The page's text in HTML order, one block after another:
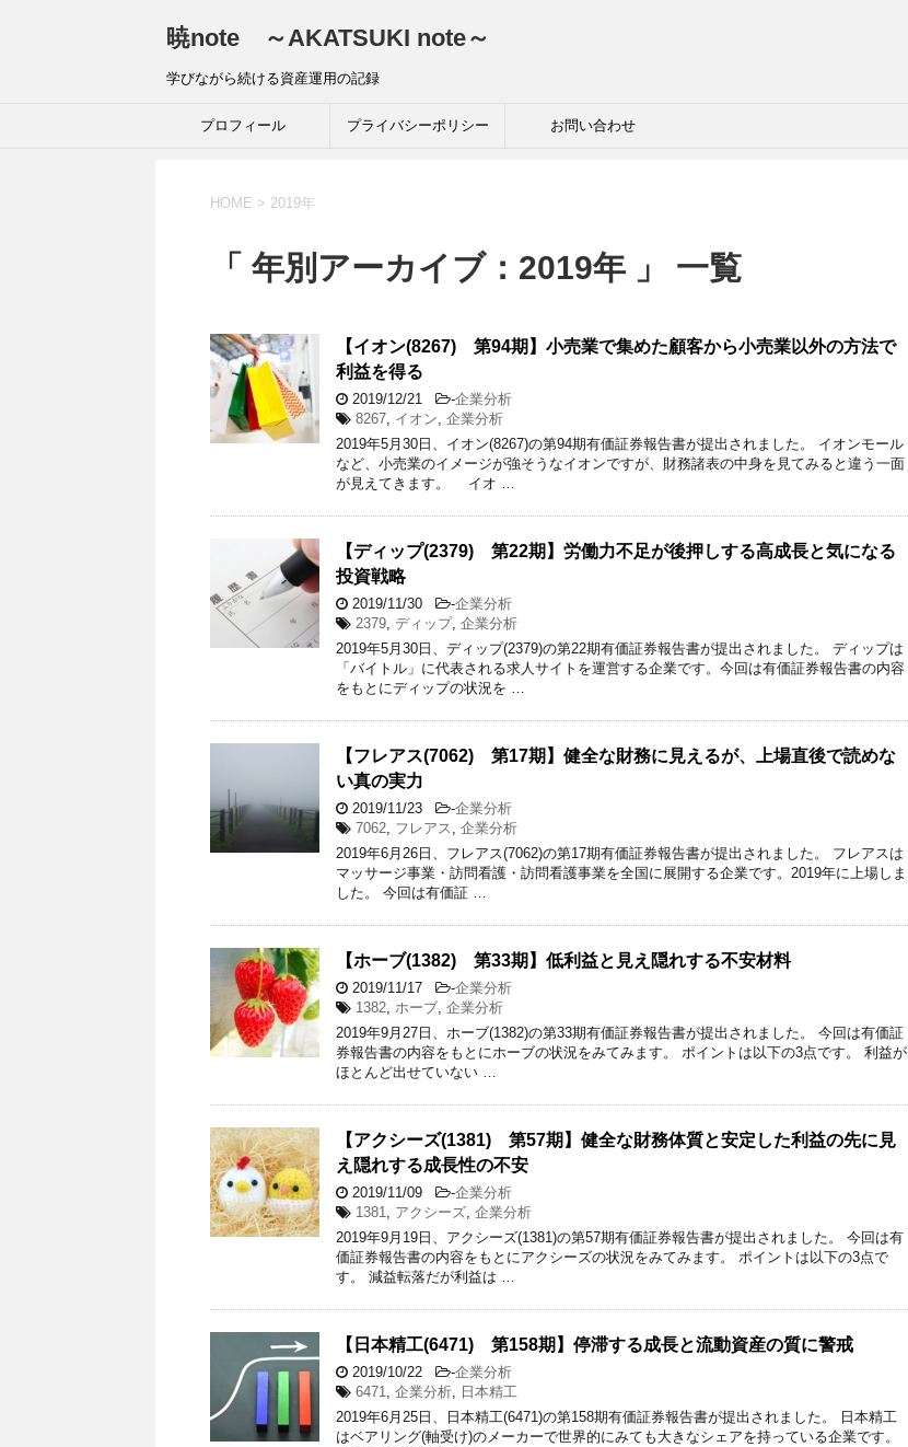
暁note ～AKATSUKI note～
学びながら続ける資産運用の記録
プロフィール プライバシーポリシー お問い合わせ
HOME > 2019年
「 年別アーカイブ：2019年 」 一覧
【イオン(8267) 第94期】小売業で集めた顧客から小売業以外の方法で
利益を得る
2019/12/21 -企業分析
8267, イオン, 企業分析
2019年5月30日、イオン(8267)の第94期有価証券報告書が提出されました。 イオンモール
など、小売業のイメージが強そうなイオンですが、財務諸表の中身を見てみると違う一面
が見えてきます。 イオ …
【ディップ(2379) 第22期】労働力不足が後押しする高成長と気になる
投資戦略
2019/11/30 -企業分析
2379, ディップ, 企業分析
2019年5月30日、ディップ(2379)の第22期有価証券報告書が提出されました。 ディップは
「バイトル」に代表される求人サイトを運営する企業です。今回は有価証券報告書の内容
をもとにディップの状況を …
【フレアス(7062) 第17期】健全な財務に見えるが、上場直後で読めな
い真の実力
2019/11/23 -企業分析
7062, フレアス , 企業分析
2019年6月26日、フレアス(7062)の第17期有価証券報告書が提出されました。 フレアスは
マッサージ事業・訪問看護・訪問看護事業を全国に展開する企業です。2019年に上場しま
した。 今回は有価証 …
【ホーブ(1382) 第33期】低利益と見え隠れする不安材料
2019/11/17 -企業分析
1382, ホーブ, 企業分析
2019年9月27日、ホーブ(1382)の第33期有価証券報告書が提出されました。 今回は有価証
券報告書の内容をもとにホーブの状況をみてみます。 ポイントは以下の3点です。 利益が
ほとんど出せていない …
【アクシーズ(1381) 第57期】健全な財務体質と安定した利益の先に見
え隠れする成長性の不安
2019/11/09 -企業分析
1381, アクシーズ, 企業分析
2019年9月19日、アクシーズ(1381)の第57期有価証券報告書が提出されました。 今回は有
価証券報告書の内容をもとにアクシーズの状況をみてみます。 ポイントは以下の3点で
す。 減益転落だが利益は …
【日本精工(6471) 第158期】停滞する成長と流動資産の質に警戒
2019/10/22 -企業分析
6471, 企業分析, 日本精工
2019年6月25日、日本精工(6471)の第158期有価証券報告書が提出されました。 日本精工
はベアリング(軸受け)のメーカーで世界的にみても大きなシェアを持っている企業です。